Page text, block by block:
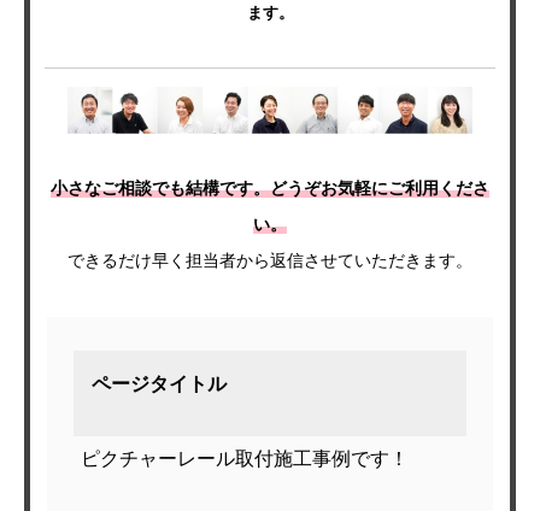
ホーム
サービスメニュー
オフィスづくりブログ
ます。
小さなご相談でも結構です。どうぞお気軽にご利用くださ
い。
できるだけ早く担当者から返信させていただきます。
ページタイトル
ピクチャーレール取付施工事例です！